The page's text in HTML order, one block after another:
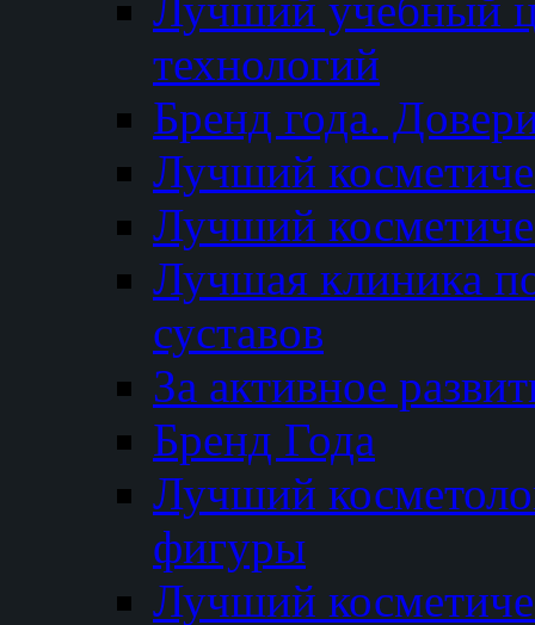
технологий
Бренд года.
Лучший
Лучший
Лучшая клиника
суставов
За активное
Бренд Года
Лучший
фигуры
Лучший